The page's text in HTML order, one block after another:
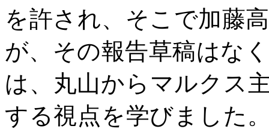
を許され、そこで加藤
が、その報告草稿はな
は、丸山からマルクス
する視点を学びました